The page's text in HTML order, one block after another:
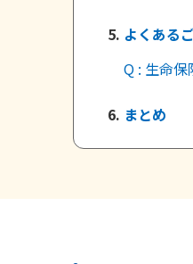
よくある
Q : 生命
まとめ